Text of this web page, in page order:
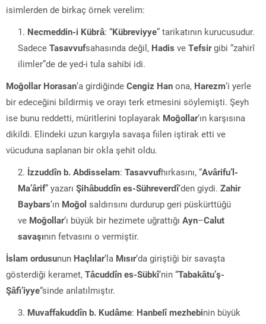
isimlerden de birkaç örnek verelim:
Necmeddin-i Kübrâ: “Kübreviyye” tarikatının kurucusudur.
Sadece Tasavvufsahasında değil, Hadis ve Tefsirgibi “zahirî
ilimler”de de yed-i tula sahibi idi.
Moğollar Horasan‘a girdiğinde Cengiz Han ona, Harezm‘i yerle
bir edeceğini bildirmiş ve orayı terk etmesini söylemişti. Şeyh
ise bunu reddetti, müritlerini toplayarak Moğollar‘ın karşısına
dikildi. Elindeki uzun kargıyla savaşa fiilen iştirak etti ve
vücuduna saplanan bir okla şehit oldu.
İzzuddîn b. Abdisselam: Tasavvufhırkasını, “Avârifu’l-
Ma’ârif” yazarı Şihâbuddîn es-Sühreverdî‘den giydi. Zahir
Baybars‘ın Moğol saldırısını durdurup geri püskürttüğü
ve Moğollar‘ı büyük bir hezimete uğrattığı Ayn–Calut
savaşının fetvasını o vermiştir.
İslam ordusunun Haçlılar‘la Mısır‘da giriştiği bir savaşta
gösterdiği keramet, Tâcuddîn es-Sübkî‘nin “Tabakâtu’ş-
Şâfi’iyye“sinde anlatılmıştır.
Muvaffakuddîn b. Kudâme: Hanbelî mezhebinin büyük